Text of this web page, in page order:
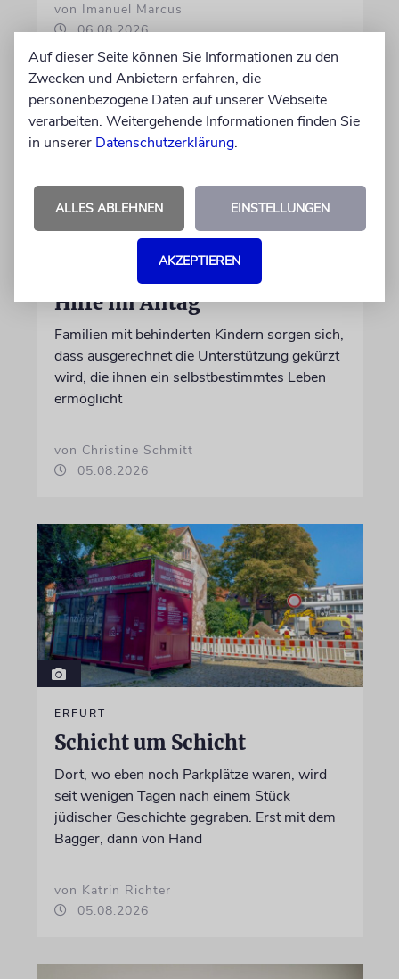
von Imanuel Marcus
06.08.2026
Hilfe im Alltag
Familien mit behinderten Kindern sorgen sich,
dass ausgerechnet die Unterstützung gekürzt
wird, die ihnen ein selbstbestimmtes Leben
ermöglicht
von Christine Schmitt
05.08.2026
ERFURT
Schicht um Schicht
Dort, wo eben noch Parkplätze waren, wird
seit wenigen Tagen nach einem Stück
jüdischer Geschichte gegraben. Erst mit dem
Bagger, dann von Hand
von Katrin Richter
05.08.2026
Auf dieser Seite können Sie Informationen zu den
Zwecken und Anbietern erfahren, die
personenbezogene Daten auf unserer Webseite
verarbeiten. Weitergehende Informationen finden Sie
in unserer Datenschutzerklärung.
ALLES ABLEHNEN EINSTELLUNGEN
AKZEPTIEREN